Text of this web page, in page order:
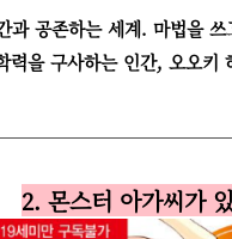
공존하는 세계. 마법을
을 구사하는 인간, 오오
2. 몬스터 아가씨가